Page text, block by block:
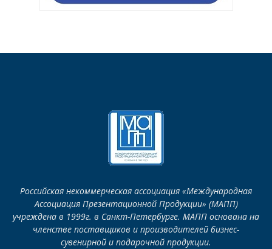
Российская некоммерческая ассоциация «Международная
Ассоциация Презентационной Продукции» (МАПП)
учреждена в 1999г. в Санкт-Петербурге. МАПП основана на
членстве поставщиков и производителей бизнес-
сувенирной и подарочной продукции.